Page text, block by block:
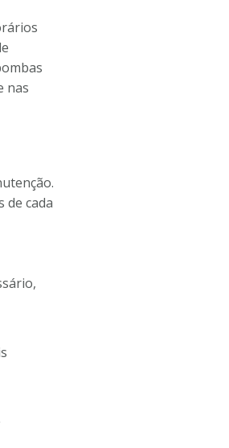
nas
de cada